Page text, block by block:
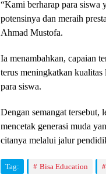
“Kami berharap para siswa
potensinya dan meraih
Ahmad Mustofa.
Ia menambahkan, capaian
terus meningkatkan
para siswa.
Dengan semangat tersebut,
mencetak generasi muda
citanya melalui jalur
Tag: Bisa Education